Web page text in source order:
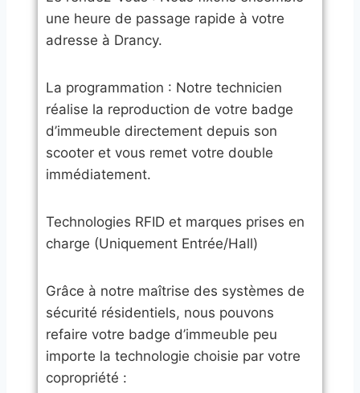
une heure de passage rapide à votre
adresse à Drancy.
​La programmation : Notre technicien
réalise la reproduction de votre badge
d’immeuble directement depuis son
scooter et vous remet votre double
immédiatement.
​Technologies RFID et marques prises en
charge (Uniquement Entrée/Hall)
​Grâce à notre maîtrise des systèmes de
sécurité résidentiels, nous pouvons
refaire votre badge d’immeuble peu
importe la technologie choisie par votre
copropriété :